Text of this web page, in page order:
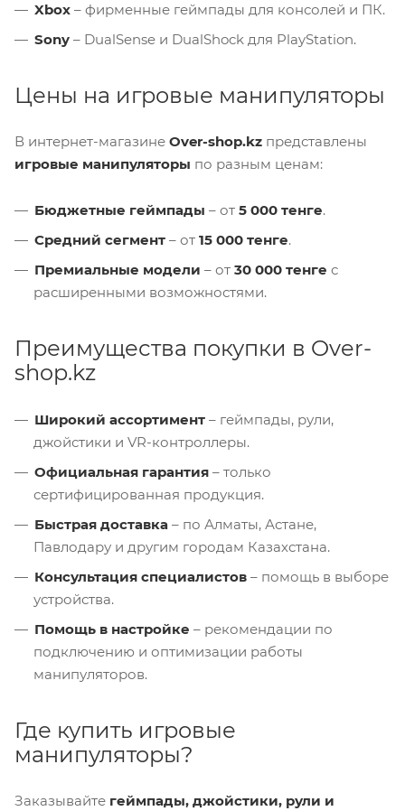
Xbox – фирменные геймпады для консолей и ПК.
Sony – DualSense и DualShock для PlayStation.
Цены на игровые манипуляторы
В интернет-магазине Over-shop.kz представлены
игровые манипуляторы по разным ценам:
Бюджетные геймпады – от 5 000 тенге.
Средний сегмент – от 15 000 тенге.
Премиальные модели – от 30 000 тенге с
расширенными возможностями.
Преимущества покупки в Over-
shop.kz
Широкий ассортимент – геймпады, рули,
джойстики и VR-контроллеры.
Официальная гарантия – только
сертифицированная продукция.
Быстрая доставка – по Алматы, Астане,
Павлодару и другим городам Казахстана.
Консультация специалистов – помощь в выборе
устройства.
Помощь в настройке – рекомендации по
подключению и оптимизации работы
манипуляторов.
Где купить игровые
манипуляторы?
Заказывайте геймпады, джойстики, рули и